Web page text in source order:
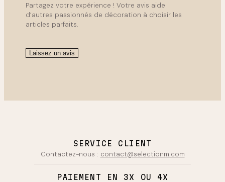
Partagez votre expérience ! Votre avis aide
d’autres passionnés de décoration à choisir les
articles parfaits.
Laissez un avis
SERVICE CLIENT
Contactez-nous : contact@selectionm.com
PAIEMENT EN 3X OU 4X